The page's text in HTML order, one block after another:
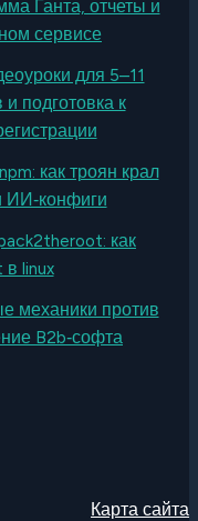
Ганта, отчеты и
сервисе
для 5–11
подготовка к
как троян крал
ИИ‑конфиги
как
в linux
механики против
B2b‑софта
Карта сайта